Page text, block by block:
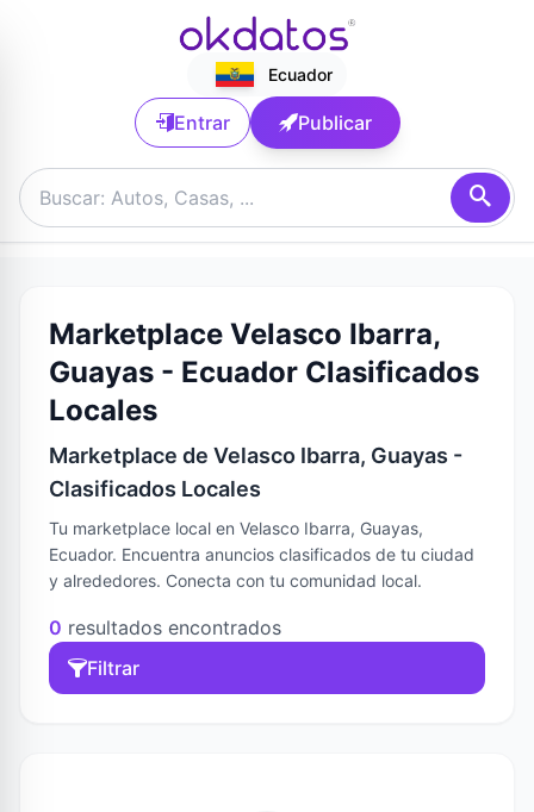
Ecuador
Entrar Publicar
Marketplace Velasco Ibarra,
Guayas - Ecuador Clasificados
Locales
Marketplace de Velasco Ibarra, Guayas -
Clasificados Locales
Tu marketplace local en Velasco Ibarra, Guayas,
Ecuador. Encuentra anuncios clasificados de tu ciudad
y alrededores. Conecta con tu comunidad local.
0 resultados encontrados
Filtrar